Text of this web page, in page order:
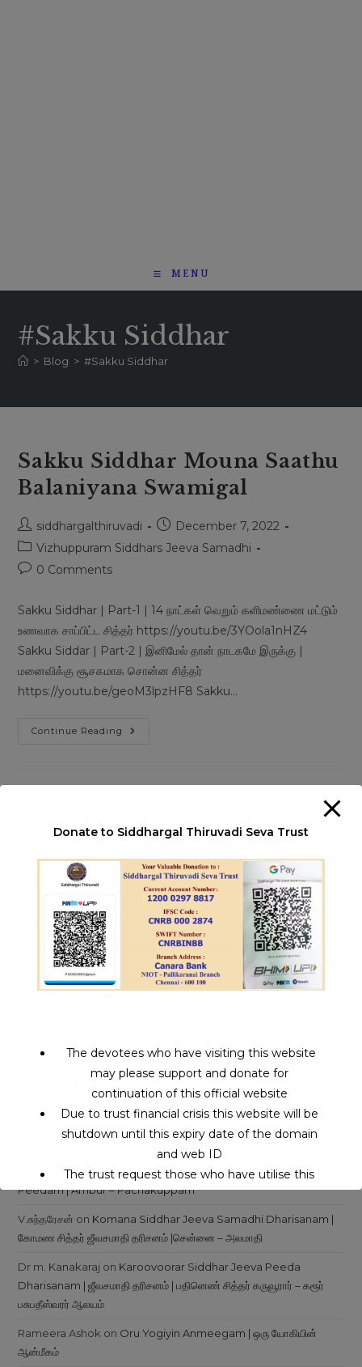
MENU
#Sakku Siddhar
> Blog > #Sakku Siddhar
Sakku Siddhar Mouna Saathu
Balaniyana Swamigal
Post
author:
siddhargalthiruvadi
Post
published:
December 7, 2022
Post
category:
Vizhuppuram Siddhars Jeeva Samadhi
Post0 Comments
Sakku Siddhar | Part-1 | 14 நாட்கள் வெறும் களிமண்ணை மட்டும்
உணவாக சாப்பிட்ட சித்தர் https://youtu.be/3YOola1nHZ4
Sakku Siddar | Part-2 | இனிமேல் தான் நாடகமே இருக்கு |
மனைவிக்கு சூசகமாக சொன்ன சித்தர்
https://youtu.be/geoM3lpzHF8 Sakku…
Continue Reading Sakku
Swamigal
Recent Posts
1008 Jeeva Samadhi Yatra
Siddha Medicine | சித்தர்கள் கண்ட மருத்துவம்
Aalaya Dharisanam | ஆலய தரிசனம்
Recent Comments
Samadhi
SANTHOSHonGuruji Sri Eeroj Maharaj Swamigal | Jeeva
Peedam | Ambur – Pachakuppam
V.சுந்தரேசன் on Komana Siddhar Jeeva Samadhi Dharisanam |
கோமண சித்தர் ஜீவசமாதி தரிசனம் |சென்னை – அலமாதி
Dr m. Kanakaraj on Karoovoorar Siddhar Jeeva Peeda
Dharisanam | ஜீவசமாதி தரிசனம் | பதினெண் சித்தர் கருவூரார் – கரூர்
பசுபதீஸ்வரர் ஆலயம்
Rameera Ashok on Oru Yogiyin Anmeegam | ஒரு யோகியின்
ஆன்மீகம்
Donate to Siddhargal Thiruvadi Seva Trust
The devotees who have visiting this website
may please support and donate for
continuation of this official website
Due to trust financial crisis this website will be
shutdown until this expiry date of the domain
and web ID
The trust request those who have utilise this
service may support to continue this service.
This will close in16seconds